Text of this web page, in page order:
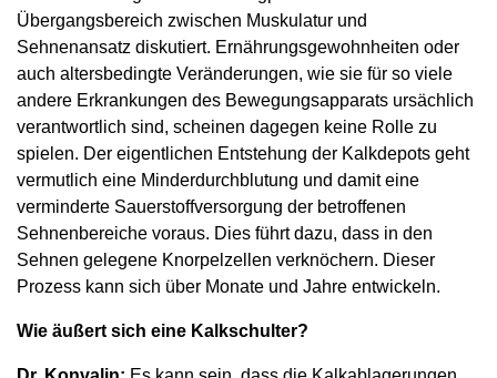
Übergangsbereich zwischen Muskulatur und
Sehnenansatz diskutiert. Ernährungsgewohnheiten oder
auch altersbedingte Veränderungen, wie sie für so viele
andere Erkrankungen des Bewegungsapparats ursächlich
verantwortlich sind, scheinen dagegen keine Rolle zu
spielen. Der eigentlichen Entstehung der Kalkdepots geht
vermutlich eine Minderdurchblutung und damit eine
verminderte Sauerstoffversorgung der betroffenen
Sehnenbereiche voraus. Dies führt dazu, dass in den
Sehnen gelegene Knorpelzellen verknöchern. Dieser
Prozess kann sich über Monate und Jahre entwickeln.
Wie äußert sich eine Kalkschulter?